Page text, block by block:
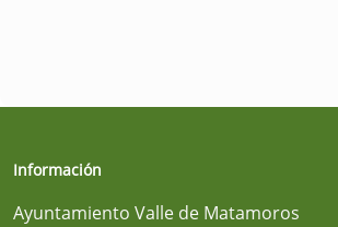
Información
Ayuntamiento Valle de Matamoros